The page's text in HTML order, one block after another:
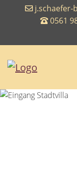
j.schaefer-
0561